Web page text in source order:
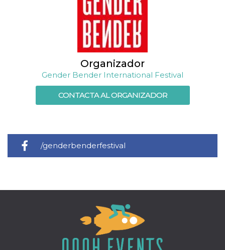
Organizador
Gender Bender International Festival
CONTACTA AL ORGANIZADOR
/genderbenderfestival